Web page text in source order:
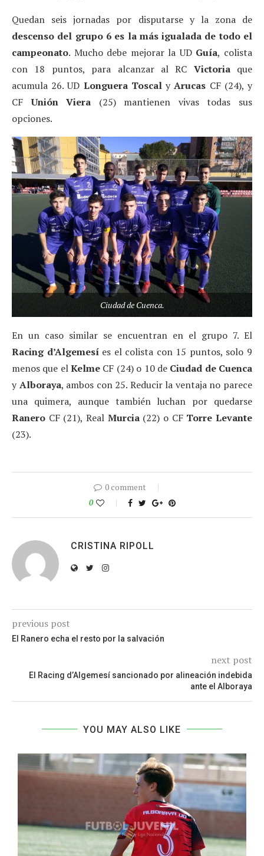
Quedan seis jornadas por disputarse y la zona de
descenso del grupo 6 es la más igualada de todo el
campeonato. Mucho debe mejorar la UD Guía, colista
con 18 puntos, para alcanzar al RC Victoriaque
acumula 26. UD Longuera ToscalyArucas CF (24), y
CFUnión Viera (25) mantienen vivas todas sus
opciones.
Ciudad de Cuenca.
En un caso similar se encuentran en el grupo 7. El
Racing d’Algemesíes el colista con 15 puntos, solo 9
menos que elKelme CF (24) o 10 de Ciudad de Cuenca
yAlboraya, ambos con 25. Reducir la ventaja no parece
una quimera, aunque también luchan por quedarse
Ranero CF (21), Real Murcia(22) o CF Torre Levante
(23).
0 comment
0
CRISTINA RIPOLL
previous post
El Ranero echa el resto por la salvación
next post
El Racing d’Algemesí sancionado por alineación indebida
ante el Alboraya
YOU MAY ALSO LIKE